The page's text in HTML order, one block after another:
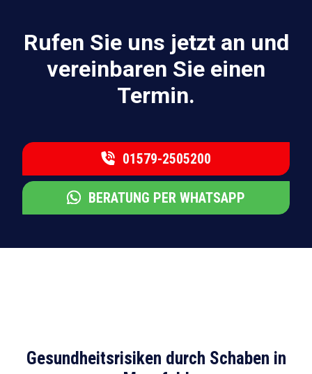
Rufen Sie uns jetzt an und
vereinbaren Sie einen
Termin.
01579-2505200
BERATUNG PER WHATSAPP
Gesundheitsrisiken durch Schaben in